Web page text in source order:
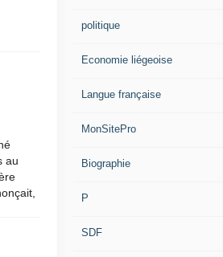
au
politique
Economie liégeoise
Langue française
MonSitePro
Biographie
P
SDF